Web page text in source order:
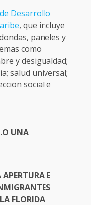
Desarrollo
, que incluye
paneles y
como
y desigualdad;
salud universal;
social e
UNA
E
FLORIDA